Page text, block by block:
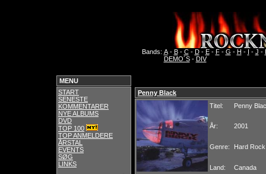
Bands: A- B- C- D- E- F- G - H - I - J -
DEMO´S- DIV
MENU
START
SENESTE
KOMMENTARER
NYE ALBUMS
DVD
TOP 100
TOP ANMELDERE
ÅRSTAL
EVENTS
SØG
LINKS
Penny Black
Titel:
Penny
År: 2001
Genre: Hard Rock
Land: Canada